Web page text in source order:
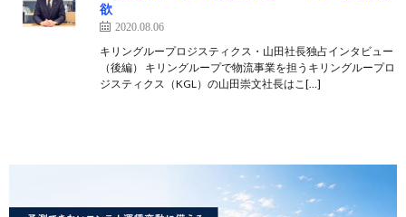
欲
2020.08.06
キリングループロジスティクス・山田社長独占インタビュー
（後編） キリングループで物流事業を担うキリングループロ
ジスティクス（KGL）の山田崇文社長はこ[…]